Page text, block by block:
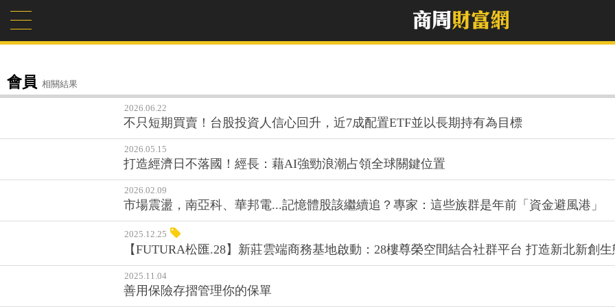
會員 相關結果
2026.06.22
不只短期買賣！台股投資人信心回升，近7成配置ETF並以長期持有為目標
2026.05.15
打造經濟日不落國！經長：藉AI強勁浪潮占領全球關鍵位置
2026.02.09
市場震盪，南亞科、華邦電...記憶體股該繼續追？專家：這些族群是年前「資金避風港」
2025.12.25
【FUTURA松匯.28】新莊雲端商務基地啟動：28樓尊榮空間結合社群平台 打造新北新創
2025.11.04
善用保險存摺管理你的保單